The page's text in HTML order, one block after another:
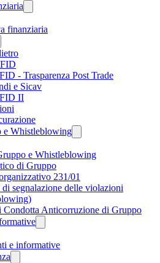
finanziaria
- Trasparenza Post Trade
e Sicav
II
e Whistleblowing
e Whistleblowing
di Gruppo
231/01
di segnalazione delle violazioni
Condotta Anticorruzione di Gruppo
e informative